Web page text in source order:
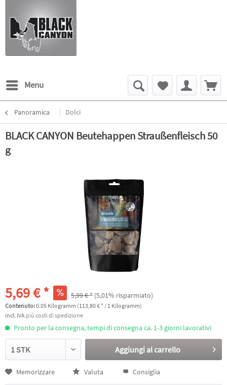
Menu
Panoramica Dolci
BLACK CANYON Beutehappen Straußenfleisch 50
g
5,69 € * 5,99 € * (5,01% risparmiato)
Contenuto:0.05 Kilogramm (113,80 € * / 1 Kilogramm)
incl. IVA più costi di spedizione
Pronto per la consegna, tempi di consegna ca. 1-3 giorni lavorativi
Aggiungi alcarrello
Memorizzare Valuta Consiglia